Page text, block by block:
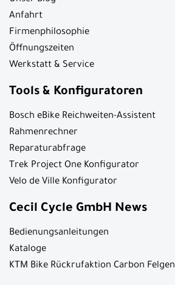
Anfahrt
Firmenphilosophie
Öffnungszeiten
Werkstatt & Service
Tools & Konfiguratoren
Bosch eBike Reichweiten-Assistent
Rahmenrechner
Reparaturabfrage
Trek Project One Konfigurator
Velo de Ville Konfigurator
Cecil Cycle GmbH News
Bedienungsanleitungen
Kataloge
KTM Bike Rückrufaktion Carbon Felgen